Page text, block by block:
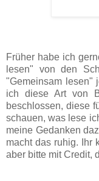
Früher habe ich
lesen" von den
"Gemeinsam lesen"
ich diese Art von
beschlossen, diese
schauen, was lese
meine Gedanken
macht das ruhig. Ihr
aber bitte mit Credit,